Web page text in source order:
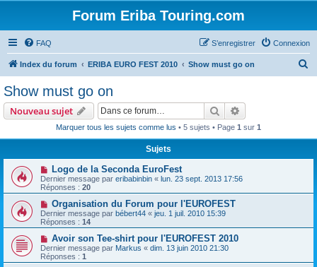
Forum Eriba Touring.com
FAQ Connexion
S’enregistrer
Index du forum ERIBA EURO FEST 2010 Show must go on
Show must go on
Nouveau sujet Rechercher
Marquer tous les sujets comme lus • 5 sujets • Page 1 sur 1
Sujets
Logo de la Seconda EuroFest
Dernier message par eribabinbin « lun. 23 sept. 2013 17:56
Réponses : 20
Organisation du Forum pour l'EUROFEST
Dernier message par bébert44 « jeu. 1 juil. 2010 15:39
Réponses : 14
Avoir son Tee-shirt pour l'EUROFEST 2010
Dernier message par Markus « dim. 13 juin 2010 21:30
Réponses : 1